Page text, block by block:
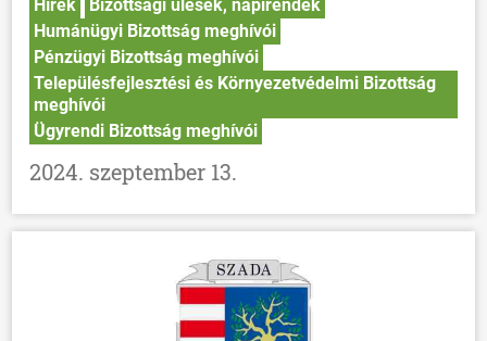
HÍREK
VÁLASZTÁSOK
Hírek
Bizottsági ülések, napirendek
Humánügyi Bizottság meghívói
Pénzügyi Bizottság meghívói
Településfejlesztési és Környezetvédelmi Bizottság
meghívói
Ügyrendi Bizottság meghívói
2024. szeptember 13.